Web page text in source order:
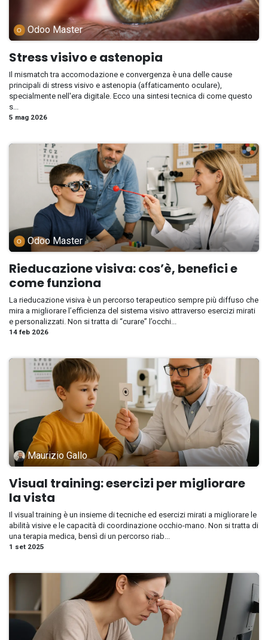
Odoo Master
Stress visivo e astenopia
Il mismatch tra accomodazione e convergenza è una delle cause
principali di stress visivo e astenopia (affaticamento oculare),
specialmente nell'era digitale. Ecco una sintesi tecnica di come questo
s...
5 mag 2026
Odoo Master
Rieducazione visiva: cos’è, benefici e
come funziona
La rieducazione visiva è un percorso terapeutico sempre più diffuso che
mira a migliorare l’efficienza del sistema visivo attraverso esercizi mirati
e personalizzati. Non si tratta di “curare” l’occhi...
14 feb 2026
Maurizio Gallo
Visual training: esercizi per migliorare
la vista
Il visual training è un insieme di tecniche ed esercizi mirati a migliorare le
abilità visive e le capacità di coordinazione occhio-mano. Non si tratta di
una terapia medica, bensì di un percorso riab...
1 set 2025